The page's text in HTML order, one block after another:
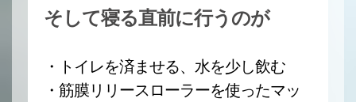
そして寝る直前に行うのが
・トイレを済ませる、水を少し飲む
・筋膜リリースローラーを使ったマッ